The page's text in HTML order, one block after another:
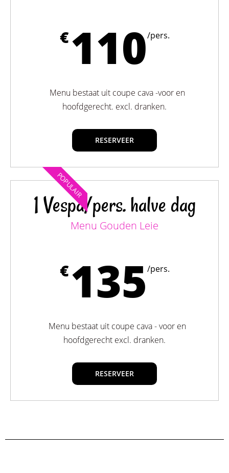
€110/pers.
Menu bestaat uit coupe cava -voor en
hoofdgerecht. excl. dranken.
RESERVEER
POPULAIR
1 Vespa/pers. halve dag
Menu Gouden Leie
€135/pers.
Menu bestaat uit coupe cava - voor en
hoofdgerecht excl. dranken.
RESERVEER